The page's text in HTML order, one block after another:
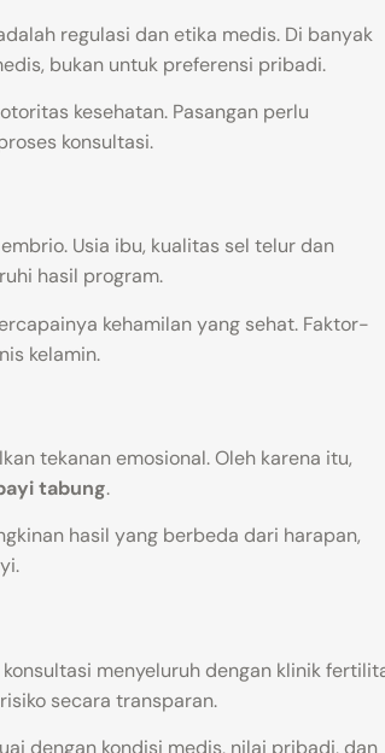
regulasi dan etika medis. Di banyak
bukan untuk preferensi pribadi.
kesehatan. Pasangan perlu
konsultasi.
Usia ibu, kualitas sel telur dan
hasil program.
kehamilan yang sehat. Faktor-
kelamin.
tekanan emosional. Oleh karena itu,
tabung.
hasil yang berbeda dari harapan,
konsultasi menyeluruh dengan klinik
secara transparan.
dengan kondisi medis, nilai pribadi, dan